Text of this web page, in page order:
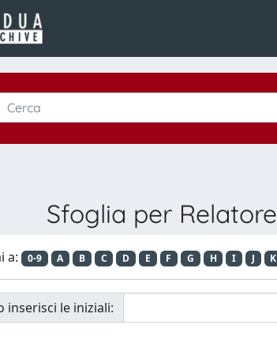
Sfoglia per Relatore
a: 0-9 A B C D E F G H I J K
inserisci le iniziali: